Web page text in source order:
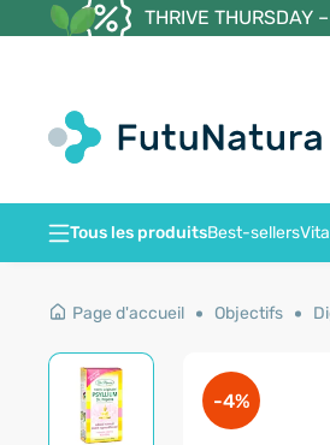
THRIVE
Tous les produitsBest-sellers
Page d'accueil Objectifs
-4%